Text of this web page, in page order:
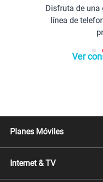
Disfruta de una
línea de
Ver
Planes Móviles
Línea Nueva
Línea Adicional
Internet & TV